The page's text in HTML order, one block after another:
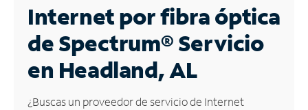
Business
Contáctanos
Inglés
Internet por fibra óptica
de Spectrum®Servicio
en Headland, AL
¿Buscas un proveedor de servicio de Internet